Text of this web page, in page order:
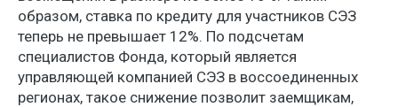
образом, ставка по кредиту для участников СЭЗ
теперь не превышает 12%. По подсчетам
специалистов Фонда, который является
управляющей компанией СЭЗ в воссоединенных
регионах, такое снижение позволит заемщикам,